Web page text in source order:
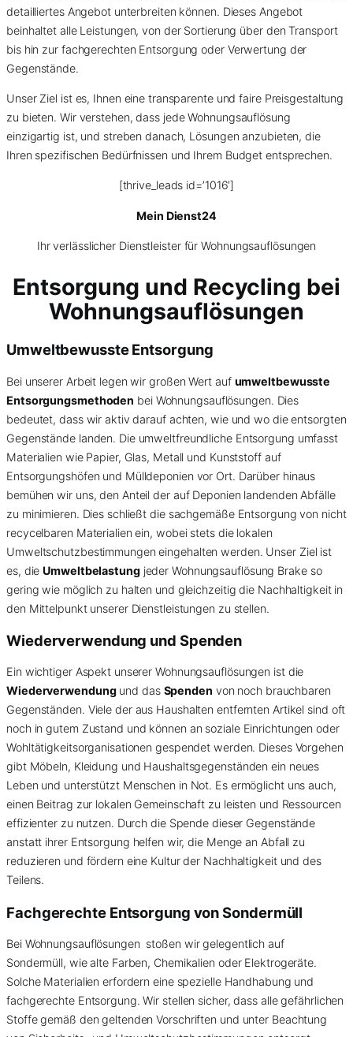
detailliertes Angebot unterbreiten können. Dieses Angebot
beinhaltet alle Leistungen, von der Sortierung über den Transport
bis hin zur fachgerechten Entsorgung oder Verwertung der
Gegenstände.
Unser Ziel ist es, Ihnen eine transparente und faire Preisgestaltung
zu bieten. Wir verstehen, dass jede Wohnungsauflösung
einzigartig ist, und streben danach, Lösungen anzubieten, die
Ihren spezifischen Bedürfnissen und Ihrem Budget entsprechen.
[thrive_leads id=’1016′]
Mein Dienst24
Ihr verlässlicher Dienstleister für Wohnungsauflösungen
Entsorgung und Recycling bei
Wohnungsauflösungen
Umweltbewusste Entsorgung
Bei unserer Arbeit legen wir großen Wert auf umweltbewusste
Entsorgungsmethoden bei Wohnungsauflösungen. Dies
bedeutet, dass wir aktiv darauf achten, wie und wo die entsorgten
Gegenstände landen. Die umweltfreundliche Entsorgung umfasst
Materialien wie Papier, Glas, Metall und Kunststoff auf
Entsorgungshöfen und Mülldeponien vor Ort. Darüber hinaus
bemühen wir uns, den Anteil der auf Deponien landenden Abfälle
zu minimieren. Dies schließt die sachgemäße Entsorgung von nicht
recycelbaren Materialien ein, wobei stets die lokalen
Umweltschutzbestimmungen eingehalten werden. Unser Ziel ist
es, dieUmweltbelastungjeder Wohnungsauflösung Brake so
gering wie möglich zu halten und gleichzeitig die Nachhaltigkeit in
den Mittelpunkt unserer Dienstleistungen zu stellen.
Wiederverwendung und Spenden
Ein wichtiger Aspekt unserer Wohnungsauflösungen ist die
Wiederverwendungund das Spenden von noch brauchbaren
Gegenständen. Viele der aus Haushalten entfernten Artikel sind oft
noch in gutem Zustand und können an soziale Einrichtungen oder
Wohltätigkeitsorganisationen gespendet werden. Dieses Vorgehen
gibt Möbeln, Kleidung und Haushaltsgegenständen ein neues
Leben und unterstützt Menschen in Not. Es ermöglicht uns auch,
einen Beitrag zur lokalen Gemeinschaft zu leisten und Ressourcen
effizienter zu nutzen. Durch die Spende dieser Gegenstände
anstatt ihrer Entsorgung helfen wir, die Menge an Abfall zu
reduzieren und fördern eine Kultur der Nachhaltigkeit und des
Teilens.
Fachgerechte Entsorgung vonSondermüll
Bei Wohnungsauflösungen stoßen wir gelegentlich auf
Sondermüll, wie alte Farben, Chemikalien oder Elektrogeräte.
Solche Materialien erfordern eine spezielle Handhabung und
fachgerechte Entsorgung. Wir stellen sicher, dass alle gefährlichen
Stoffe gemäß den geltenden Vorschriften und unter Beachtung